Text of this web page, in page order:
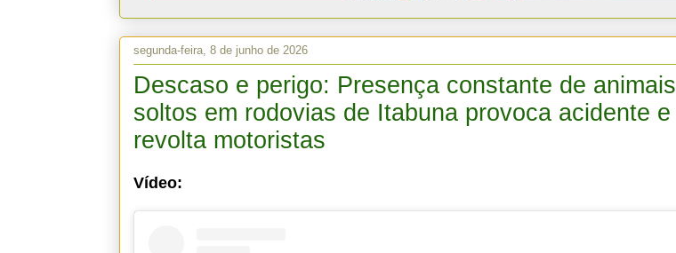
segunda-feira, 8 de junho de 2026
Descaso e perigo: Presença constante de animais
soltos em rodovias de Itabuna provoca acidente e
revolta motoristas
Vídeo: